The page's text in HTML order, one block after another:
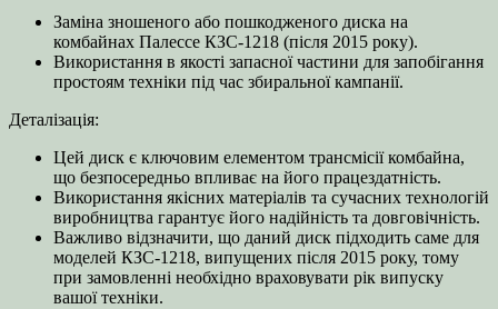
Заміна зношеного або пошкодженого диска на
комбайнах Палессе КЗС-1218 (після 2015 року).
Використання в якості запасної частини для запобігання
простоям техніки під час збиральної кампанії.
Деталізація:
Цей диск є ключовим елементом трансмісії комбайна,
що безпосередньо впливає на його працездатність.
Використання якісних матеріалів та сучасних технологій
виробництва гарантує його надійність та довговічність.
Важливо відзначити, що даний диск підходить саме для
моделей КЗС-1218, випущених після 2015 року, тому
при замовленні необхідно враховувати рік випуску
вашої техніки.